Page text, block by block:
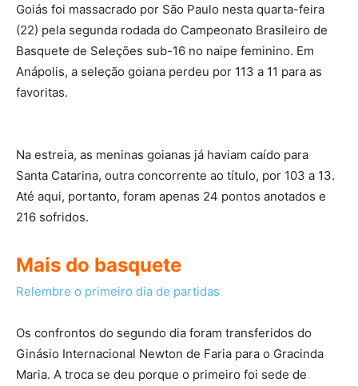
Goiás foi massacrado por São Paulo nesta quarta-feira
(22) pela segunda rodada do Campeonato Brasileiro de
Basquete de Seleções sub-16 no naipe feminino. Em
Anápolis, a seleção goiana perdeu por 113 a 11 para as
favoritas.
Na estreia, as meninas goianas já haviam caído para
Santa Catarina, outra concorrente ao título, por 103 a 13.
Até aqui, portanto, foram apenas 24 pontos anotados e
216 sofridos.
Mais do basquete
Relembre o primeiro dia de partidas
Os confrontos do segundo dia foram transferidos do
Ginásio Internacional Newton de Faria para o Gracinda
Maria. A troca se deu porque o primeiro foi sede de